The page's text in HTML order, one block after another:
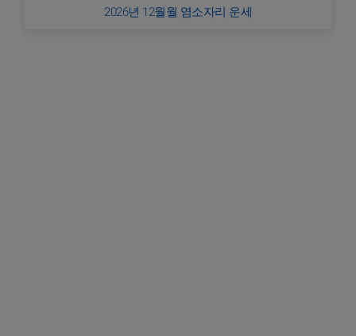
2026년 12월월 염소자리 운세